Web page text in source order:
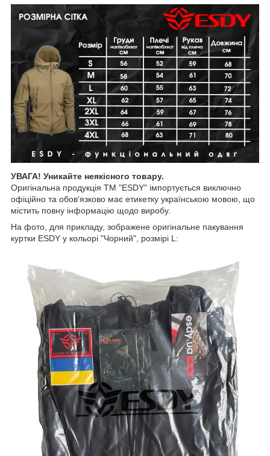
УВАГА! Уникайте неякісного товару.
Оригінальна продукція ТМ "ESDY" імпортується виключно
офіційно та обов'язково має етикетку українською мовою, що
містить повну інформацію щодо виробу.
На фото, для прикладу, зображене оригінальне пакування
куртки ESDY у кольорі "Чорний", розмірі L: